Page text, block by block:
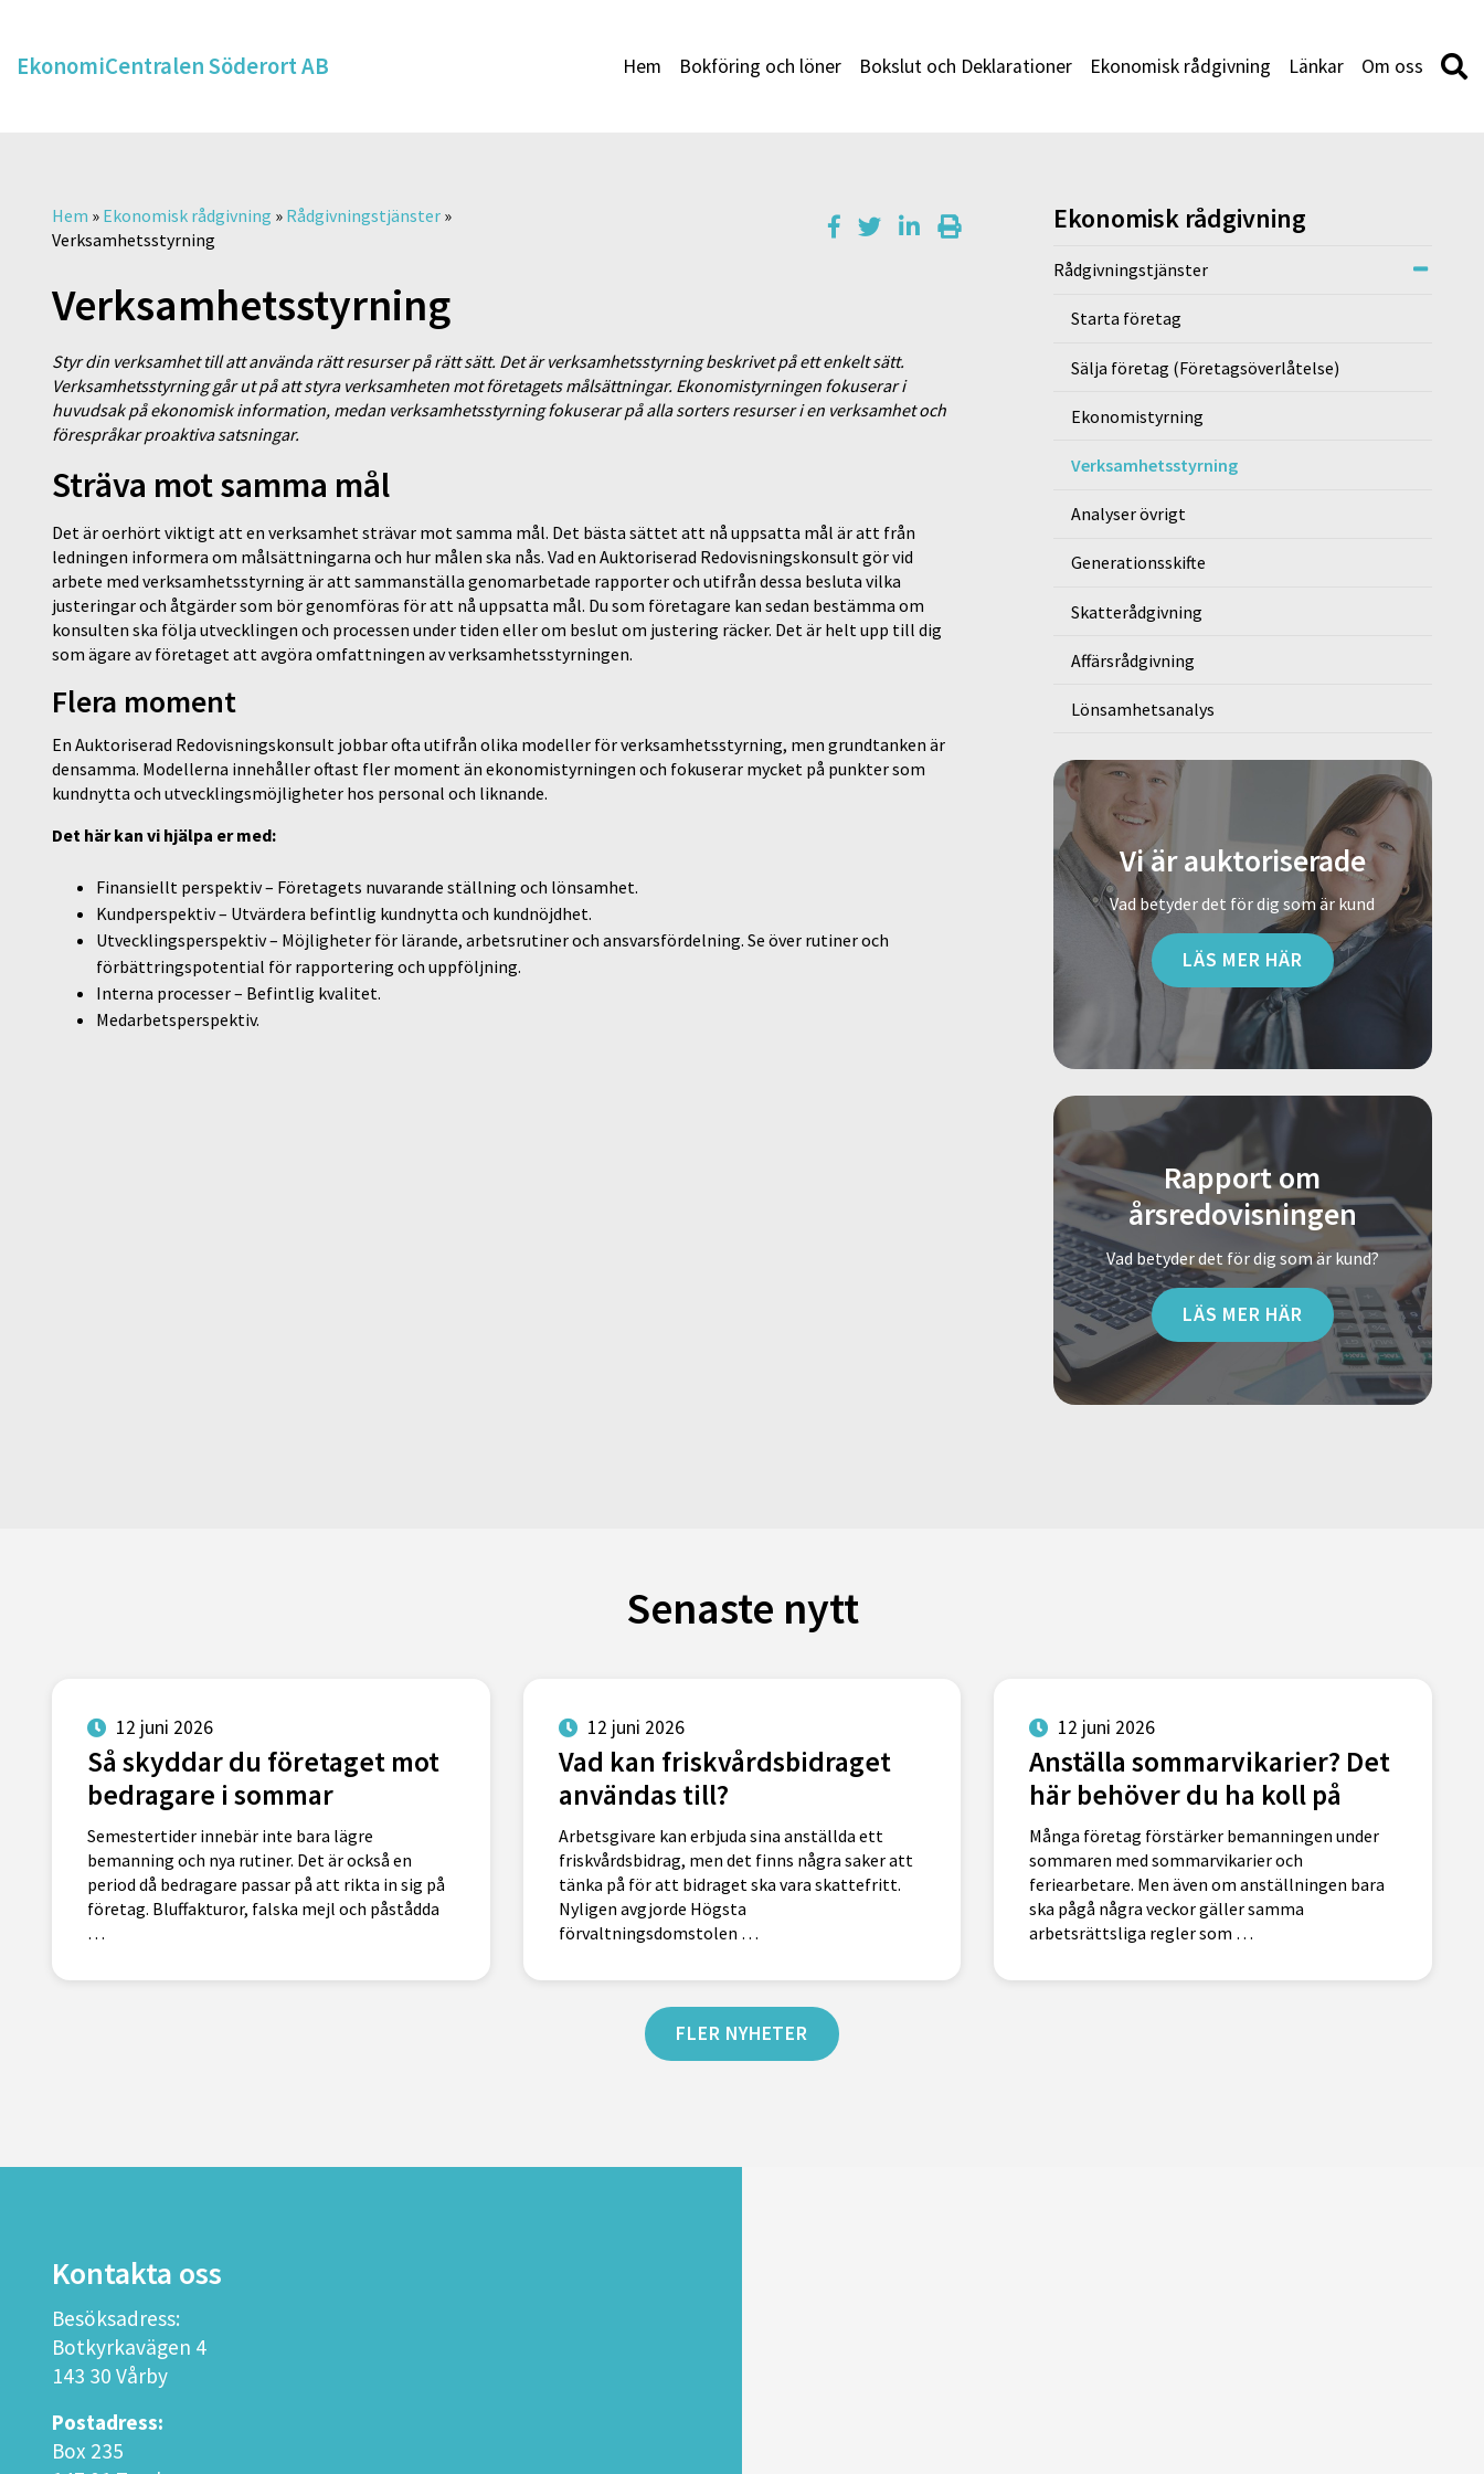
EkonomiCentralen Söderort AB Hem Bokföring och löner Bokslut och Deklarationer Ekonomisk rådgivning Länkar Om oss
Hem » Ekonomisk rådgivning » Rådgivningstjänster »
Verksamhetsstyrning
Verksamhetsstyrning
Styr din verksamhet till att använda rätt resurser på rätt sätt. Det är verksamhetsstyrning beskrivet på ett enkelt sätt.
Verksamhetsstyrning går ut på att styra verksamheten mot företagets målsättningar. Ekonomistyrningen fokuserar i
huvudsak på ekonomisk information, medan verksamhetsstyrning fokuserar på alla sorters resurser i en verksamhet och
förespråkar proaktiva satsningar.
Sträva mot samma mål
Det är oerhört viktigt att en verksamhet strävar mot samma mål. Det bästa sättet att nå uppsatta mål är att från
ledningen informera om målsättningarna och hur målen ska nås. Vad en Auktoriserad Redovisningskonsult gör vid
arbete med verksamhetsstyrning är att sammanställa genomarbetade rapporter och utifrån dessa besluta vilka
justeringar och åtgärder som bör genomföras för att nå uppsatta mål. Du som företagare kan sedan bestämma om
konsulten ska följa utvecklingen och processen under tiden eller om beslut om justering räcker. Det är helt upp till dig
som ägare av företaget att avgöra omfattningen av verksamhetsstyrningen.
Flera moment
En Auktoriserad Redovisningskonsult jobbar ofta utifrån olika modeller för verksamhetsstyrning, men grundtanken är
densamma. Modellerna innehåller oftast fler moment än ekonomistyrningen och fokuserar mycket på punkter som
kundnytta och utvecklingsmöjligheter hos personal och liknande.
Det här kan vi hjälpa er med:
Finansiellt perspektiv – Företagets nuvarande ställning och lönsamhet.
Kundperspektiv – Utvärdera befintlig kundnytta och kundnöjdhet.
Utvecklingsperspektiv – Möjligheter för lärande, arbetsrutiner och ansvarsfördelning. Se över rutiner och
förbättringspotential för rapportering och uppföljning.
Interna processer – Befintlig kvalitet.
Medarbetsperspektiv.
Ekonomisk rådgivning
Rådgivningstjänster
Starta företag
Sälja företag (Företagsöverlåtelse)
Ekonomistyrning
Verksamhetsstyrning
Analyser övrigt
Generationsskifte
Skatterådgivning
Affärsrådgivning
Lönsamhetsanalys
Vi är auktoriserade
Vad betyder det för dig som är kund
LÄS MER HÄR
Rapport om
årsredovisningen
Vad betyder det för dig som är kund?
LÄS MER HÄR
Senaste nytt
12 juni 2026
Så skyddar du företaget mot
bedragare i sommar
Semestertider innebär inte bara lägre
bemanning och nya rutiner. Det är också en
period då bedragare passar på att rikta in sig på
företag. Bluffakturor, falska mejl och påstådda
…
12 juni 2026
Vad kan friskvårdsbidraget
användas till?
Arbetsgivare kan erbjuda sina anställda ett
friskvårdsbidrag, men det finns några saker att
tänka på för att bidraget ska vara skattefritt.
Nyligen avgjorde Högsta
förvaltningsdomstolen …
12 juni 2026
Anställa sommarvikarier? Det
här behöver du ha koll på
Många företag förstärker bemanningen under
sommaren med sommarvikarier och
feriearbetare. Men även om anställningen bara
ska pågå några veckor gäller samma
arbetsrättsliga regler som …
FLER NYHETER
Kontakta oss
Besöksadress:
Botkyrkavägen 4
143 30 Vårby
Postadress:
Box 235